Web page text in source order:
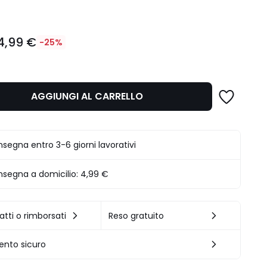
€ -25%
AGGIUNGI AL CARRELLO
entro 3-6 giorni lavorativi
a domicilio: 4,99 €
o rimborsati Reso gratuito
sicuro